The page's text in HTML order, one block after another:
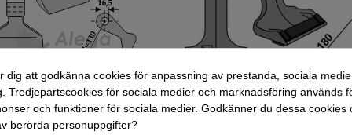
dig att godkänna cookies för anpassning av prestanda, sociala
Tredjepartscookies för sociala medier och marknadsföring används
och funktioner för sociala medier. Godkänner du dessa cookies
berörda personuppgifter?